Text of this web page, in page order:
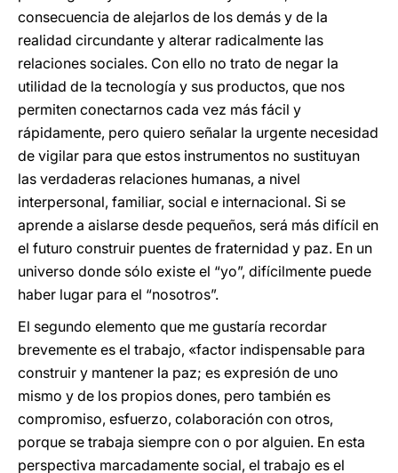
consecuencia de alejarlos de los demás y de la
realidad circundante y alterar radicalmente las
relaciones sociales. Con ello no trato de negar la
utilidad de la tecnología y sus productos, que nos
permiten conectarnos cada vez más fácil y
rápidamente, pero quiero señalar la urgente necesidad
de vigilar para que estos instrumentos no sustituyan
las verdaderas relaciones humanas, a nivel
interpersonal, familiar, social e internacional. Si se
aprende a aislarse desde pequeños, será más difícil en
el futuro construir puentes de fraternidad y paz. En un
universo donde sólo existe el “yo”, difícilmente puede
haber lugar para el “nosotros”.
El segundo elemento que me gustaría recordar
brevemente es el trabajo, «factor indispensable para
construir y mantener la paz; es expresión de uno
mismo y de los propios dones, pero también es
compromiso, esfuerzo, colaboración con otros,
porque se trabaja siempre con o por alguien. En esta
perspectiva marcadamente social, el trabajo es el